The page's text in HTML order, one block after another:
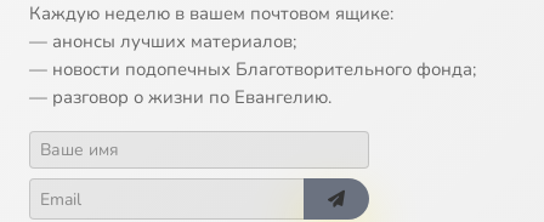
Каждую неделю в вашем почтовом ящике:
— анонсы лучших материалов;
— новости подопечных Благотворительного фонда;
— разговор о жизни по Евангелию.